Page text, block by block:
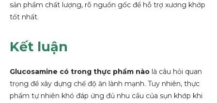
sản phẩm chất lượng, rõ nguồn gốc để hỗ trợ xương khớp
tốt nhất.
Kết luận
Glucosamine có trong thực phẩm nào là câu hỏi quan
trọng để xây dựng chế độ ăn lành mạnh. Tuy nhiên, thực
phẩm tự nhiên khó đáp ứng đủ nhu cầu của sụn khớp khi